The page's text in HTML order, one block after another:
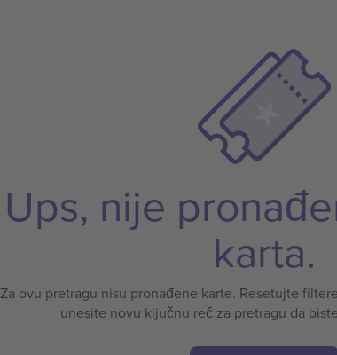
Ups, nije
karta.
Za ovu pretragu nisu pronađene karte. Resetujte
unesite novu ključnu reč za pretragu da